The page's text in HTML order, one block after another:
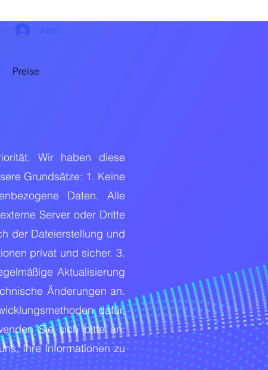
Anmelden
Preise
Wir haben diese
Grundsätze: 1. Keine
Daten. Alle
Server oder Dritte
der Datei­erstellung und
privat und sicher. 3.
Aktualisierung
Änderungen an.
dafür,
Sie sich bitte an:
Ihre Informationen zu